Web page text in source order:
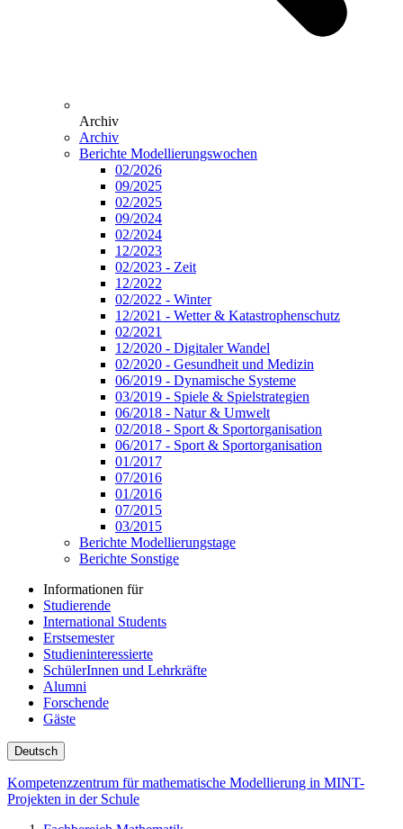
Archiv
Archiv
Berichte Modellierungswochen
02/2026
09/2025
02/2025
09/2024
02/2024
12/2023
02/2023 - Zeit
12/2022
02/2022 - Winter
12/2021 - Wetter & Katastrophenschutz
02/2021
12/2020 - Digitaler Wandel
02/2020 - Gesundheit und Medizin
06/2019 - Dynamische Systeme
03/2019 - Spiele & Spielstrategien
06/2018 - Natur & Umwelt
02/2018 - Sport & Sportorganisation
06/2017 - Sport & Sportorganisation
01/2017
07/2016
01/2016
07/2015
03/2015
Berichte Modellierungstage
Berichte Sonstige
Informationen für
Studierende
International Students
Erstsemester
Studieninteressierte
SchülerInnen und Lehrkräfte
Alumni
Forschende
Gäste
Deutsch
Kompetenzzentrum für mathematische Modellierung in MINT-
Projekten in der Schule